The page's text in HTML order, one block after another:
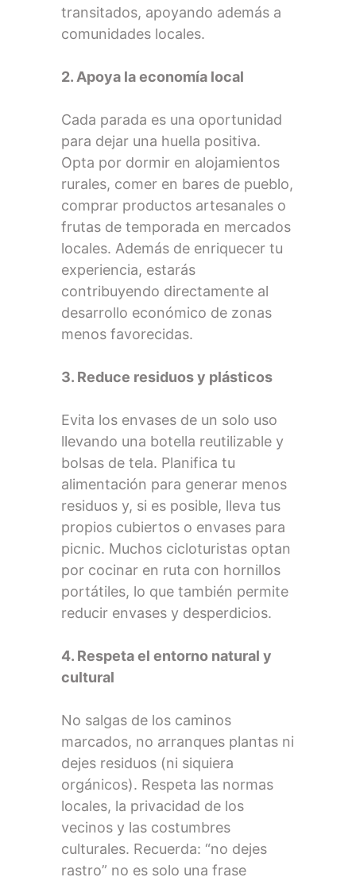
transitados, apoyando además a
comunidades locales.
2. Apoya la economía local
Cada parada es una oportunidad
para dejar una huella positiva.
Opta por dormir en alojamientos
rurales, comer en bares de pueblo,
comprar productos artesanales o
frutas de temporada en mercados
locales. Además de enriquecer tu
experiencia, estarás
contribuyendo directamente al
desarrollo económico de zonas
menos favorecidas.
3. Reduce residuos y plásticos
Evita los envases de un solo uso
llevando una botella reutilizable y
bolsas de tela. Planifica tu
alimentación para generar menos
residuos y, si es posible, lleva tus
propios cubiertos o envases para
picnic. Muchos cicloturistas optan
por cocinar en ruta con hornillos
portátiles, lo que también permite
reducir envases y desperdicios.
4. Respeta el entorno natural y
cultural
No salgas de los caminos
marcados, no arranques plantas ni
dejes residuos (ni siquiera
orgánicos). Respeta las normas
locales, la privacidad de los
vecinos y las costumbres
culturales. Recuerda: “no dejes
rastro” no es solo una frase